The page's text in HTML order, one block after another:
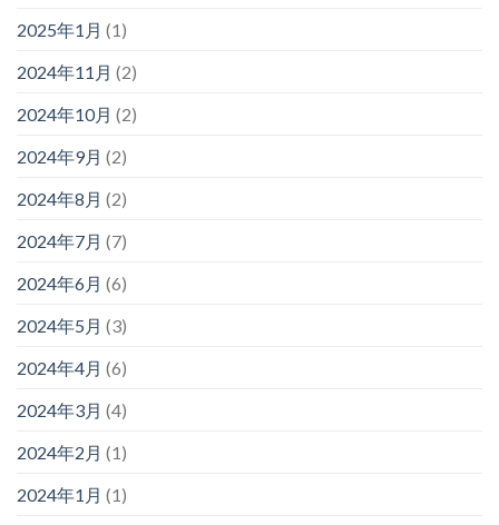
2025年1月 (1)
2024年11月 (2)
2024年10月 (2)
2024年9月 (2)
2024年8月 (2)
2024年7月 (7)
2024年6月 (6)
2024年5月 (3)
2024年4月 (6)
2024年3月 (4)
2024年2月 (1)
2024年1月 (1)